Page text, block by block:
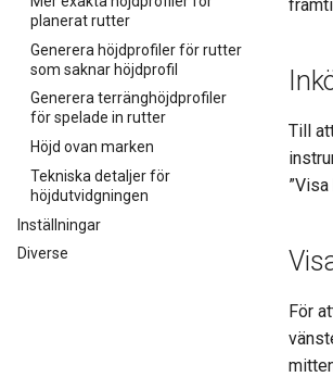
planerat rutter
Generera höjdprofiler för rutter
som saknar höjdprofil
Generera terränghöjdprofiler
för spelade in rutter
Höjd ovan marken
Tekniska detaljer för
höjdutvidgningen
Inställningar
Diverse
Till
För